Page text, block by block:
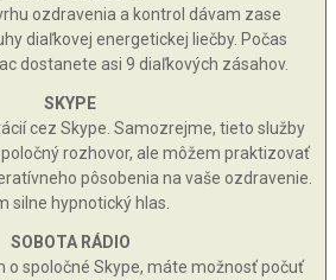
ozdravenia a kontrol dávam zase
diaľkovej energetickej liečby. Počas
dostanete asi 9 diaľkových zásahov.
SKYPE
cez Skype. Samozrejme, tieto služby
rozhovor, ale môžem praktizovať
pôsobenia na vaše ozdravenie.
silne hypnotický hlas.
SOBOTA RÁDIO
o spoločné Skype, máte možnosť počuť